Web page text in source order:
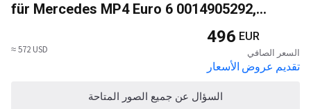
für Mercedes MP4 Euro 6 0014905292,
0014905392, 0014905492, 0014907092, 2
Jahre Gewährleistung
496 EUR
السعر الصافي
تقديم عروض الأسعار
≈ 572 USD
السؤال عن جميع الصور المتاحة